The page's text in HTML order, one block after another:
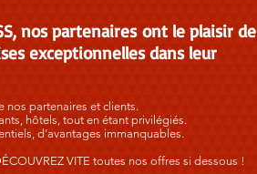
nos partenaires ont le plaisir de
exceptionnelles dans leur
nos partenaires et clients.
hôtels, tout en étant privilégiés.
d’avantages immanquables.
VITE toutes nos offres si dessous !